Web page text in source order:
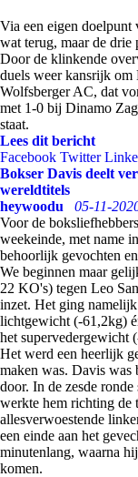
Via een eigen
wat terug, maar de drie
Door de klinkende
duels weer kansrijk om
Wolfsberger AC, dat
met 1-0 bij Dinamo
staat.
Lees dit bericht
Facebook Twitter
Bokser Davis deelt
wereldtitels
heywoodu
05-11-
Voor de
weekeinde, met name
behoorlijk gevochten
We beginnen maar
22 KO's) tegen Leo
inzet. Het ging
lichtgewicht (-61,2kg)
het supervedergewicht
Het werd een heerlijk
maken was. Davis was
door. In de zesde
werkte hem richting de
allesverwoestende
een einde aan het
minutenlang, waarna
komen.